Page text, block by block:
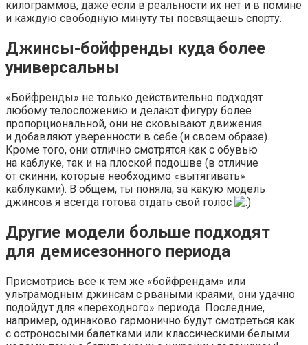
килограммов, даже если в реальности их нет и в помине
и каждую свободную минуту ты посвящаешь спорту.
Джинсы-бойфренды куда более
универсальны
«Бойфренды» не только действительно подходят
любому телосложению и делают фигуру более
пропорциональной, они не сковывают движения
и добавляют уверенности в себе (и своем образе).
Кроме того, они отлично смотрятся как с обувью
на каблуке, так и на плоской подошве (в отличие
от скинни, которые необходимо «вытягивать»
каблуками). В общем, ты поняла, за какую модель
джинсов я всегда готова отдать свой голос
Другие модели больше подходят
для демисезонного периода
Присмотрись все к тем же «бойфрендам» или
ультрамодным джинсам с рваными краями, они удачно
подойдут для «переходного» периода. Последние,
например, одинаково гармонично будут смотреться как
с остроносыми балетками или классическими белыми